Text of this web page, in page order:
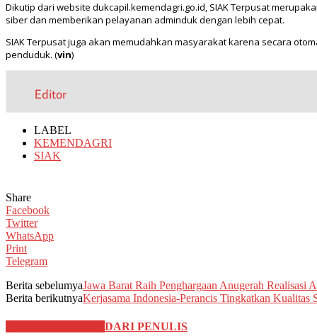
Dikutip dari website dukcapil.kemendagri.go.id, SIAK Terpusat
siber dan memberikan pelayanan adminduk dengan lebih cepat.
SIAK Terpusat juga akan memudahkan masyarakat karena secara
penduduk. (vin)
Editor
LABEL
KEMENDAGRI
SIAK
Share
Facebook
Twitter
WhatsApp
Print
Telegram
Berita sebelumyaJawa Barat Raih Penghargaan Anugerah Realisasi
Berita berikutnyaKerjasama Indonesia-Perancis Tingkatkan Kualitas
DARI PENULIS